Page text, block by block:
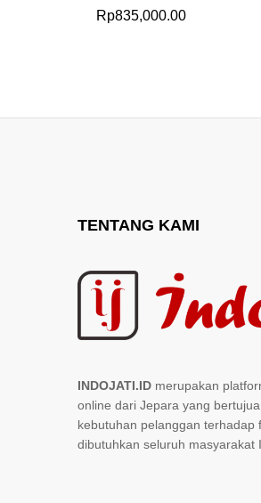
Rp835,000.00
TENTANG KAMI
INDOJATI.ID merupakan
online dari Jepara yang
kebutuhan pelanggan terhadap
dibutuhkan seluruh masyarakat